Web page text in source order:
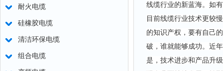
耐火电缆
硅橡胶电缆
清洁环保电缆
组合电缆
线缆行业的新蓝海。如
目前线缆行业技术更较
的知识产权，要有自己
破，谁就能够成功。近
是，技术进步和产品升